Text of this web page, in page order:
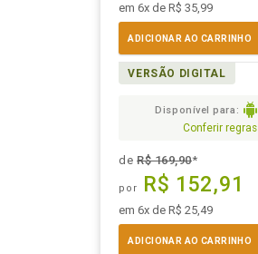
em 6x de R$ 35,99
ADICIONAR AO CARRINHO
VERSÃO DIGITAL
Disponível para:
Conferir regras
deR$ 169,90*
por R$ 152,91
em 6x de R$ 25,49
ADICIONAR AO CARRINHO